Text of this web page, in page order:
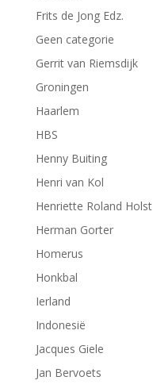
Frits de Jong Edz.
Geen categorie
Gerrit van Riemsdijk
Groningen
Haarlem
HBS
Henny Buiting
Henri van Kol
Henriette Roland Holst
Herman Gorter
Homerus
Honkbal
Ierland
Indonesië
Jacques Giele
Jan Bervoets